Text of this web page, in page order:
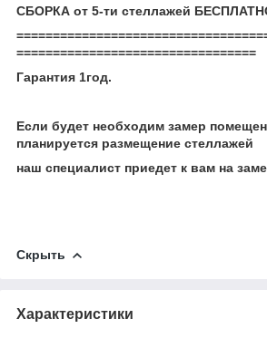
СБОРКА от 5-ти стеллажей
=================================
Гарантия 1год.
Если будет необходим замер
планируется размещение стеллажей
наш специалист приедет к вам на
Скрыть
Характеристики